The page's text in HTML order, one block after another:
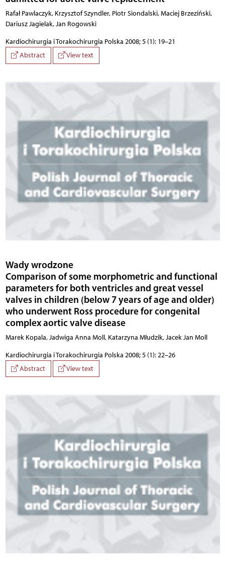
Rafał Pawlaczyk, Krzysztof Szyndler, Piotr Siondalski, Maciej Brzeziński,
Dariusz Jagielak, Jan Rogowski
Kardiochirurgia i Torakochirurgia Polska 2008; 5 (1): 19–21
Abstract
View text
Wady wrodzone
Comparison of some morphometric and functional
parameters for both ventricles and great vessel
valves in children (below 7 years of age and older)
who underwent Ross procedure for congenital
complex aortic valve disease
Marek Kopala, Jadwiga Anna Moll, Katarzyna Młudzik, Jacek Jan Moll
Kardiochirurgia i Torakochirurgia Polska 2008; 5 (1): 22–26
Abstract
View text